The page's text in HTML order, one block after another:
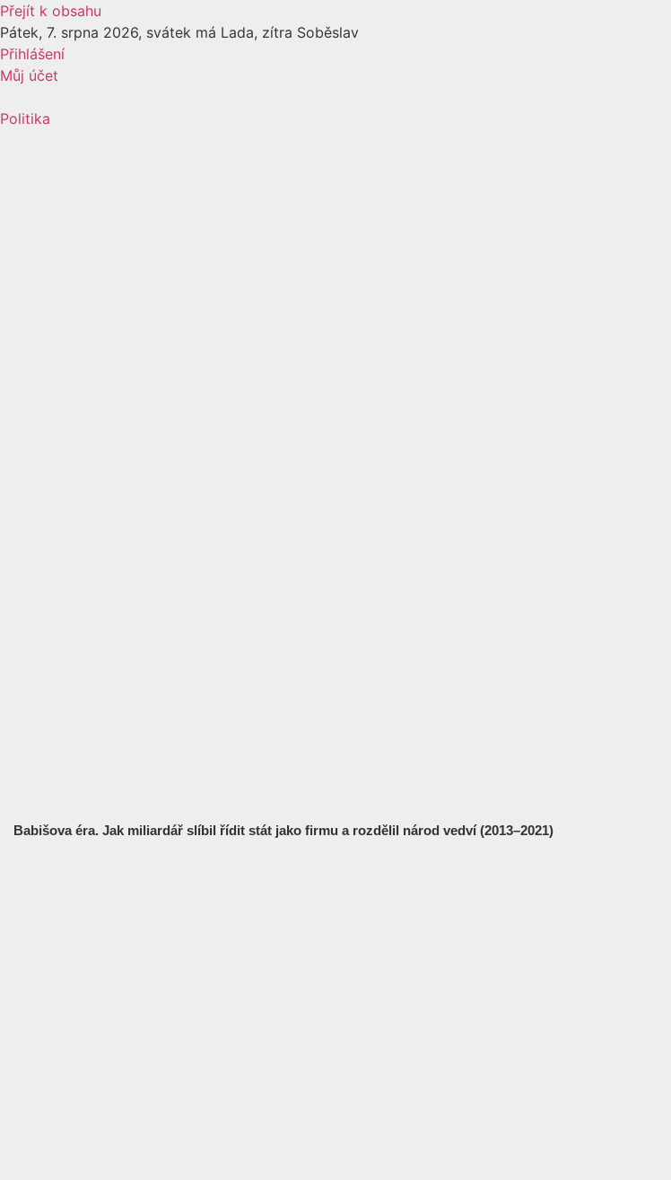
Přejít k obsahu
Pátek, 7. srpna 2026, svátek má Lada, zítra Soběslav
Přihlášení
Můj účet
Politika
Babišova éra. Jak miliardář slíbil řídit stát jako firmu a rozdělil národ vedví (2013–2021)